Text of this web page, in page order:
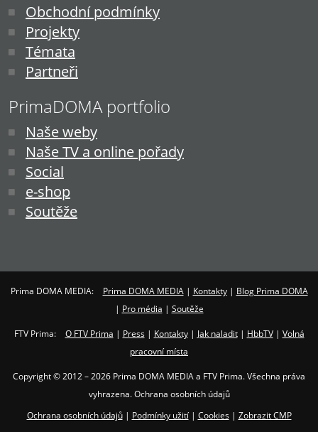
Obchodní podmínky
Projekty
Témata
Partneři
PrimaDOMA portfolio
Naše weby
Naše TV a online pořady
Social
e-shop
Soutěže
Prima DOMA MEDIA: Prima DOMA MEDIA| Kontakty| Blog Prima DOMA
| Pro média | Soutěže
FTV Prima: O FTV Prima | Press| Kontakty| Jak naladit| HbbTV| Volná
pracovní místa
Copyright © 2012 – 2026 Prima DOMA MEDIA a FTV Prima. Všechna práva
vyhrazena. Ochrana osobních údajů
Ochrana osobních údajů| Podmínky užití| Cookies| Zobrazit CMP